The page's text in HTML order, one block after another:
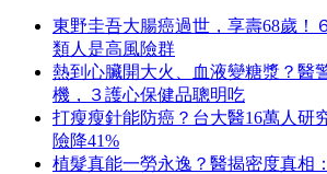
東野圭吾大腸癌過世，享壽68歲！
類人是高風險群
熱到心臟開大火、血液變糖漿？醫
機，３護心保健品聰明吃
打瘦瘦針能防癌？台大醫16萬人研
險降41%
植髮真能一勞永逸？醫揭密度真相